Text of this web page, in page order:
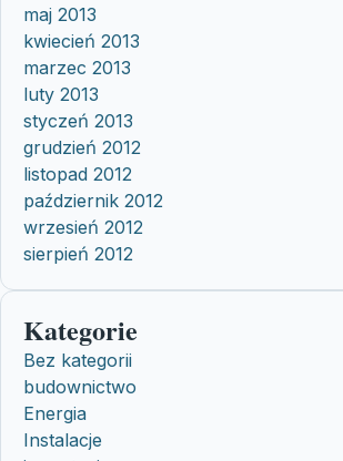
maj 2013
kwiecień 2013
marzec 2013
luty 2013
styczeń 2013
grudzień 2012
listopad 2012
październik 2012
wrzesień 2012
sierpień 2012
Kategorie
Bez kategorii
budownictwo
Energia
Instalacje